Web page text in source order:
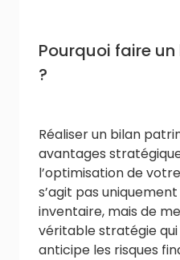
Pourquoi faire
?
Réaliser un bilan
avantages
l’optimisation de
s’agit pas
inventaire, mais de
véritable stratégie
anticipe les risques